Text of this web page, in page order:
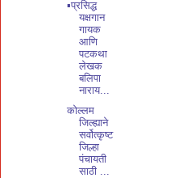
▪️प्रसिद्ध
यक्षगान
गायक
आणि
पटकथा
लेखक
बलिपा
नाराय...
कोल्लम
जिल्ह्याने
सर्वोत्कृष्ट
जिल्हा
पंचायती
साठी ...